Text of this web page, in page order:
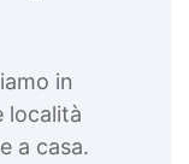
in
località
a casa.